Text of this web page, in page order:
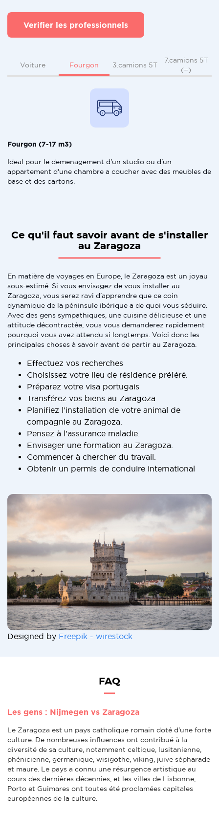
Verifier les professionnels
Voiture Fourgon 3.camions 5T
7.camions 5T
(+)
Fourgon (7-17 m3)
Ideal pour le demenagement d'un studio ou d'un
appartement d'une chambre a coucher avec des meubles de
base et des cartons.
Ce qu'il faut savoir avant de s'installer
au Zaragoza
En matière de voyages en Europe, le Zaragoza est un joyau
sous-estimé. Si vous envisagez de vous installer au
Zaragoza, vous serez ravi d'apprendre que ce coin
dynamique de la péninsule ibérique a de quoi vous séduire.
Avec des gens sympathiques, une cuisine délicieuse et une
attitude décontractée, vous vous demanderez rapidement
pourquoi vous avez attendu si longtemps. Voici donc les
principales choses à savoir avant de partir au Zaragoza.
Effectuez vos recherches
Choisissez votre lieu de résidence préféré.
Préparez votre visa portugais
Transférez vos biens au Zaragoza
Planifiez l'installation de votre animal de
compagnie au Zaragoza.
Pensez à l'assurance maladie.
Envisager une formation au Zaragoza.
Commencer à chercher du travail.
Obtenir un permis de conduire international
Designed by Freepik - wirestock
FAQ
Les gens : Nijmegen vs Zaragoza
Le Zaragoza est un pays catholique romain doté d'une forte
culture. De nombreuses influences ont contribué à la
diversité de sa culture, notamment celtique, lusitanienne,
phénicienne, germanique, wisigothe, viking, juive sépharade
et maure. Le pays a connu une résurgence artistique au
cours des dernières décennies, et les villes de Lisbonne,
Porto et Guimares ont toutes été proclamées capitales
européennes de la culture.